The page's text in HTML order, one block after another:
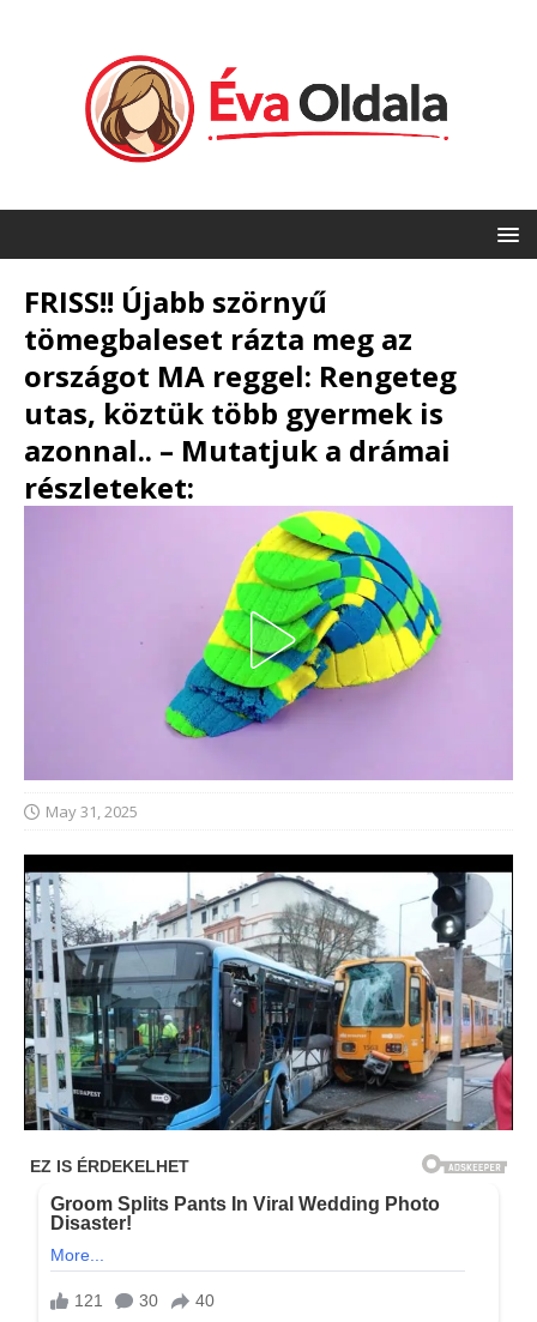
FRISS!! Újabb szörnyű
tömegbaleset rázta meg az
országot MA reggel: Rengeteg
utas, köztük több gyermek is
azonnal.. – Mutatjuk a drámai
részleteket:
May 31, 2025